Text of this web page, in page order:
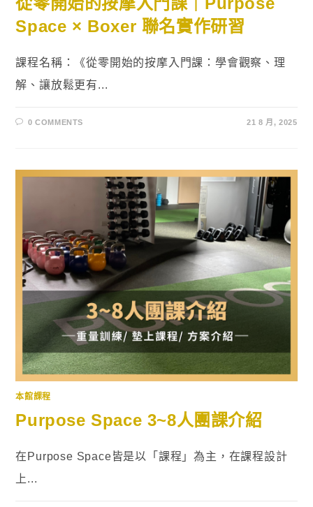
Space × Boxer 聯名實作研習
課程名稱：《從零開始的按摩入門課：學會觀察、理
解、讓放鬆更有...
0 COMMENTS 21 8 月, 2025
本館課程
Purpose Space 3~8人團課介紹
在Purpose Space皆是以「課程」為主，在課程設計
上...